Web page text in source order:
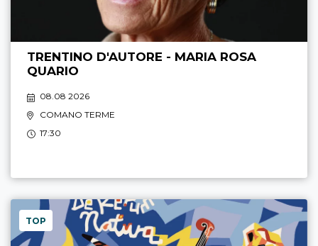
TRENTINO D'AUTORE - MARIA ROSA
QUARIO
08.08 2026
COMANO TERME
17:30
TOP